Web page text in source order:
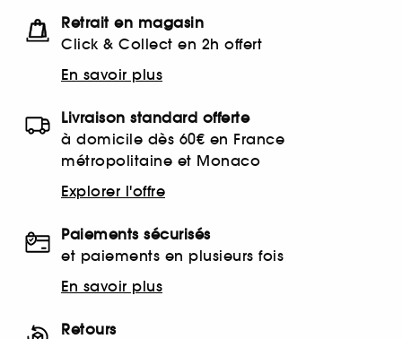
Retrait en magasin
Click & Collect en 2h offert
En savoir plus
Livraison standard offerte
à domicile dès 60€ en France
métropolitaine et Monaco
Explorer l'offre
Paiements sécurisés
et paiements en plusieurs fois
En savoir plus
Retours